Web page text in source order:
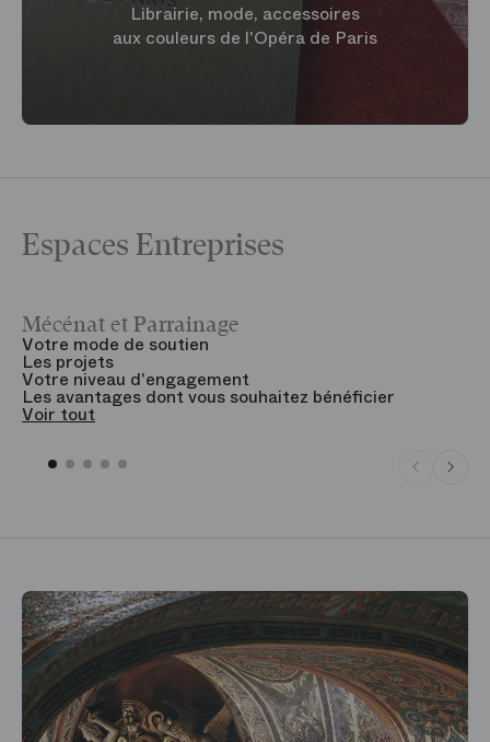
Librairie, mode, accessoires
aux couleurs de l'Opéra de Paris
Espaces Entreprises
Mécénat et Parrainage
Votre mode de soutien
Les projets
Votre niveau d'engagement
Les avantages dont vous souhaitez bénéficier
Voir tout